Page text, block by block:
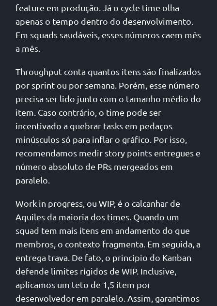
feature em produção. Já o cycle time olha
apenas o tempo dentro do desenvolvimento.
Em squads saudáveis, esses números caem mês
a mês.
Throughput conta quantos itens são finalizados
por sprint ou por semana. Porém, esse número
precisa ser lido junto com o tamanho médio do
item. Caso contrário, o time pode ser
incentivado a quebrar tasks em pedaços
minúsculos só para inflar o gráfico. Por isso,
recomendamos medir story points entregues e
número absoluto de PRs mergeados em
paralelo.
Work in progress, ou WIP, é o calcanhar de
Aquiles da maioria dos times. Quando um
squad tem mais itens em andamento do que
membros, o contexto fragmenta. Em seguida, a
entrega trava. De fato, o princípio do Kanban
defende limites rígidos de WIP. Inclusive,
aplicamos um teto de 1,5 item por
desenvolvedor em paralelo. Assim, garantimos